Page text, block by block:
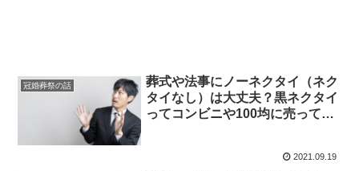
冠婚葬祭の話
葬式や法事にノーネクタイ（ネク
タイなし）は大丈夫？黒ネクタイ
ってコンビニや100均に売って
2021.09.19